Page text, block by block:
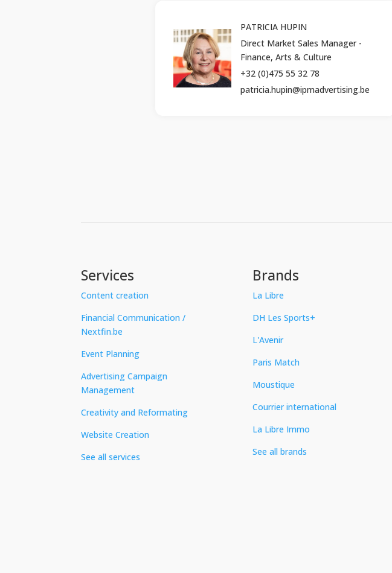
PATRICIA HUPIN
Direct Market Sales Manager -
Finance, Arts & Culture
+32 (0)475 55 32 78
patricia.hupin@ipmadvertising.be
Services
Content creation
Financial Communication /
Nextfin.be
Event Planning
Advertising Campaign
Management
Creativity and Reformating
Website Creation
See all services
Brands
La Libre
DH Les Sports+
L'Avenir
Paris Match
Moustique
Courrier international
La Libre Immo
See all brands